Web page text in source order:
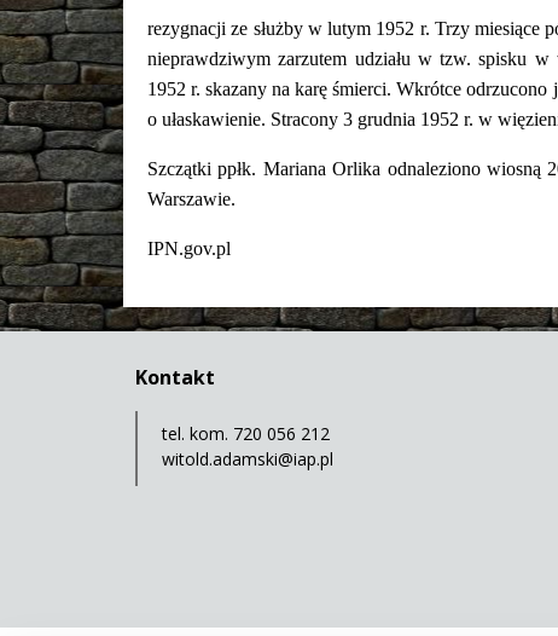
rezygnacji ze służby w lutym 1952 r. Trzy miesiące
nieprawdziwym zarzutem udziału w tzw. spisku
1952 r. skazany na karę śmierci. Wkrótce
o ułaskawienie. Stracony 3 grudnia 1952 r. w
Szczątki ppłk. Mariana Orlika odnaleziono
Warszawie.
IPN.gov.pl
Kontakt
tel. kom. 720 056 212
witold.adamski@iap.pl